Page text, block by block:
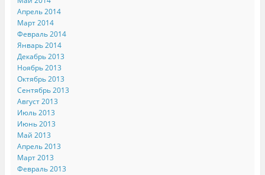
Апрель 2014
Март 2014
Февраль 2014
Январь 2014
Декабрь 2013
Ноябрь 2013
Октябрь 2013
Сентябрь 2013
Август 2013
Июль 2013
Июнь 2013
Май 2013
Апрель 2013
Март 2013
Февраль 2013